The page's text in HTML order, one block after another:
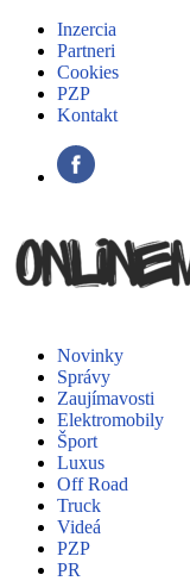
Inzercia
Partneri
Cookies
PZP
Kontakt
Novinky
Správy
Zaujímavosti
Elektromobily
Šport
Luxus
Off Road
Truck
Videá
PZP
PR